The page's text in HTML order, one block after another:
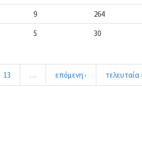
9 264
5 30
13 … επόμενη › τελευταία